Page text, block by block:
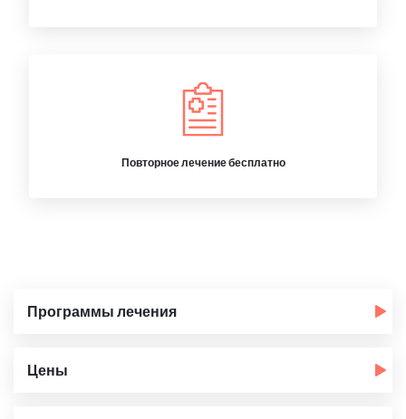
Повторное лечение бесплатно
Программы лечения
Цены